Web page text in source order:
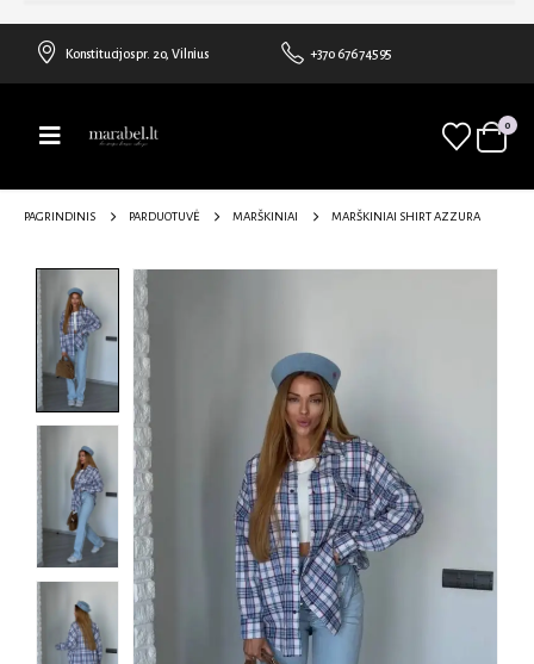
Konstitucijos pr. 20, Vilnius +370 676 74595
0
PAGRINDINIS PARDUOTUVĖ MARŠKINIAI MARŠKINIAI SHIRT AZZURA